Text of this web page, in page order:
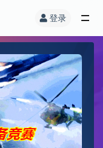
登录